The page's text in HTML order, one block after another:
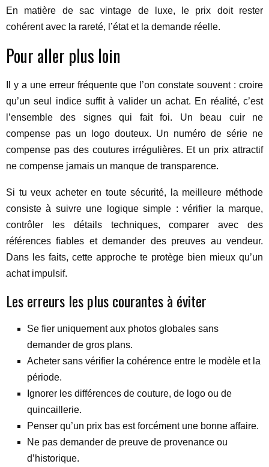
En matière de sac vintage de luxe, le prix doit rester
cohérent avec la rareté, l’état et la demande réelle.
Pour aller plus loin
Il y a une erreur fréquente que l’on constate souvent : croire
qu’un seul indice suffit à valider un achat. En réalité, c’est
l’ensemble des signes qui fait foi. Un beau cuir ne
compense pas un logo douteux. Un numéro de série ne
compense pas des coutures irrégulières. Et un prix attractif
ne compense jamais un manque de transparence.
Si tu veux acheter en toute sécurité, la meilleure méthode
consiste à suivre une logique simple : vérifier la marque,
contrôler les détails techniques, comparer avec des
références fiables et demander des preuves au vendeur.
Dans les faits, cette approche te protège bien mieux qu’un
achat impulsif.
Les erreurs les plus courantes à éviter
Se fier uniquement aux photos globales sans
demander de gros plans.
Acheter sans vérifier la cohérence entre le modèle et la
période.
Ignorer les différences de couture, de logo ou de
quincaillerie.
Penser qu’un prix bas est forcément une bonne affaire.
Ne pas demander de preuve de provenance ou
d’historique.